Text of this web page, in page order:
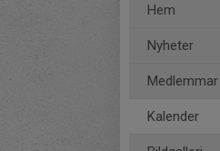
Hem
Nyheter
Medlemmar
Kalender